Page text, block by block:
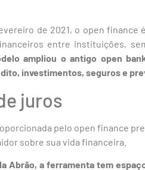
de 2021, o open
entre instituições,
ampliou o antigo open
investimentos, seguros e
juros
pelo open finance
sobre sua vida financeira.
Abrão, a ferramenta tem